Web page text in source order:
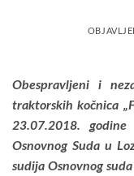
Obespravljeni i
traktorskih kočnica
23.07.2018.
Osnovnog Suda u
sudija Osnovnog